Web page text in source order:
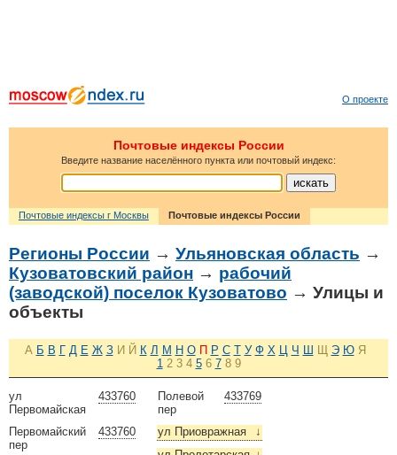
О проекте
Почтовые индексы России
Введите название населённого пункта или почтовый индекс:
Почтовые индексы г Москвы Почтовые индексы России
Регионы России → Ульяновская область →
Кузоватовский район → рабочий
(заводской) поселок Кузоватово → Улицы и
объекты
А Б В Г Д Е Ж З И Й К Л М Н О П Р С Т У Ф Х Ц Ч Ш Щ Э Ю Я
1 2 3 4 5 6 7 8 9
433760
ул
Первомайская
433760
Первомайский
пер
433769
Полевой
пер
↓
ул Приовражная